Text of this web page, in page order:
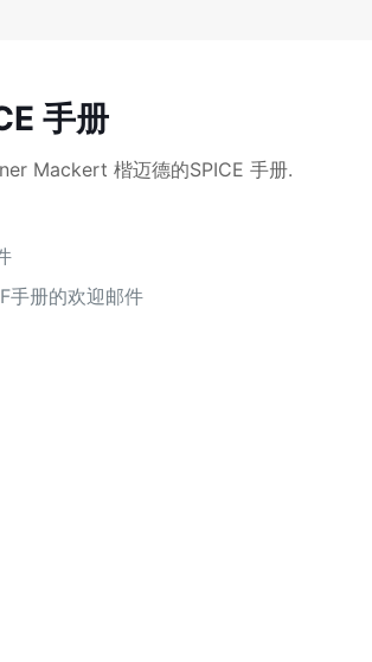
手册
Mackert 楷迈德的SPICE 手册.
手册的欢迎邮件